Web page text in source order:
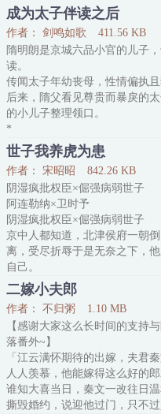
委屈应下，转头却跪在御案前
物。您赐他高官厚禄，不出三
自断生路。”
李玄烬平生最恨世家，本想随
兔皮囊下，竟然包着一副比
成为太子伴读之后
作者： 剑鸣如歌 411.56 KB
隋明朗是京城六品小官的儿子
读。
传闻太子年幼丧母，性情偏执
后来，隋父看见尊贵而暴戾的
的小儿子整理领口。
*
新帝顾温位处东宫时，喜怒不
为一名伴读杀死大将军之子，差
然而登基之后——
一年诛权臣，三年定边疆，五
来朝。
朝臣们私下悄悄议论：陛下变
伪装的。
也有人反驳：陛下有一
世子我养虎为患
作者： 宋昭昭 842.26 KB
阴湿疯批权臣×倔强病弱世子
阿连勒纳×卫时予
阴湿疯批权臣×倔强病弱世子
京中人都知道，北津侯府一朝
离，受尽折辱于是无奈之下，
自己。
那人却只是伸手来，勾起了他的
“何必如此委曲求全，卫世子，
道，“你知道，你若开口相求，
＊
其实只有阿连勒纳一人知道，
了七年，所求的，也不过是这
为此，他将不惜一切代价，也要
二嫁小夫郎
作者： 不归粥 1.10 MB
【感谢大家这么长时间的支持
落番外~】
「江云满怀期待的出嫁，夫君
人人羡慕，他能嫁得这么好的郎
谁知大喜当日，秦文一改往日
撕毁婚约，说迎他过门，只不过